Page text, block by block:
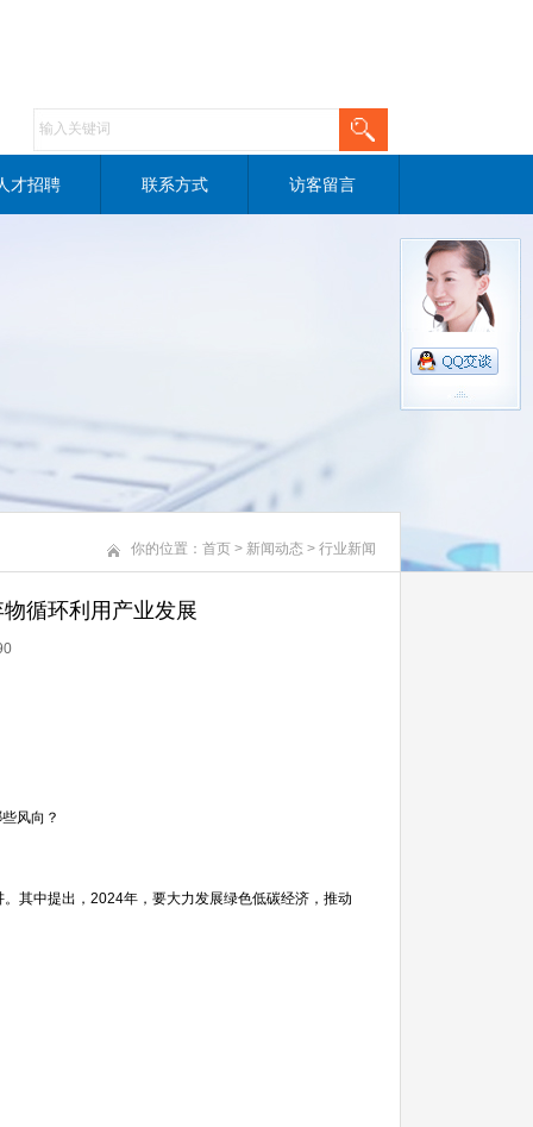
才招聘 联系方式 访客留言
你的位置： 首页 > 新闻动态 > 行业新闻
循环利用产业发展
风向？
其中提出，2024年，要大力发展绿色低碳经济，推动